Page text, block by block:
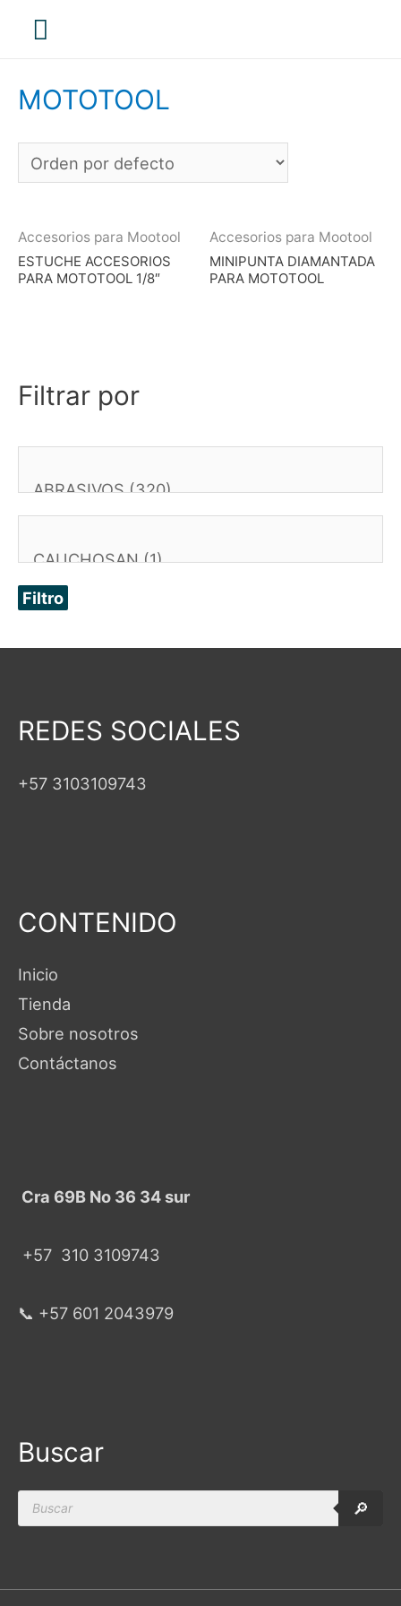
Menú
MOTOTOOL
Accesorios para Mootool
ESTUCHE ACCESORIOS
PARA MOTOTOOL 1/8″
Accesorios para Mootool
MINIPUNTA DIAMANTADA
PARA MOTOTOOL
Filtrar por
Filtro
REDES SOCIALES
+57 3103109743
CONTENIDO
Inicio
Tienda
Sobre nosotros
Contáctanos
Cra 69B No 36 34 sur
+57 310 3109743
📞 +57 601 2043979
Buscar
Products
search
🔎